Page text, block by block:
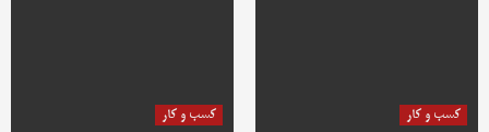
کسب و کار کسب و کار